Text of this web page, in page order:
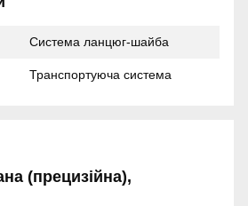
Система ланцюг-шайба
Транспортуюча система
(прецизійна),